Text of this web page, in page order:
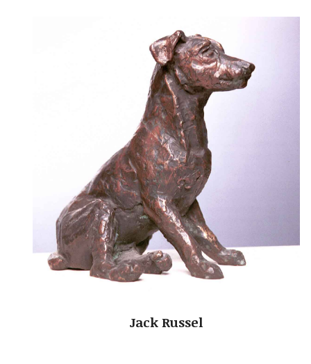
Jack Russel